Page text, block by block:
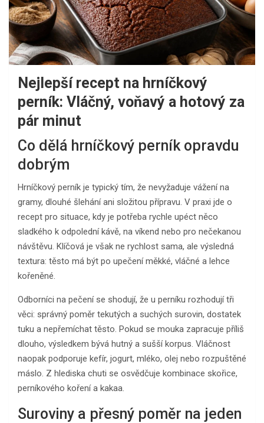
Nejlepší recept na hrníčkový
perník: Vláčný, voňavý a hotový za
pár minut
Co dělá hrníčkový perník opravdu
dobrým
Hrníčkový perník je typický tím, že nevyžaduje vážení na
gramy, dlouhé šlehání ani složitou přípravu. V praxi jde o
recept pro situace, kdy je potřeba rychle upéct něco
sladkého k odpolední kávě, na víkend nebo pro nečekanou
návštěvu. Klíčová je však ne rychlost sama, ale výsledná
textura: těsto má být po upečení měkké, vláčné a lehce
kořeněné.
Odborníci na pečení se shodují, že u perníku rozhodují tři
věci: správný poměr tekutých a suchých surovin, dostatek
tuku a nepřemíchat těsto. Pokud se mouka zapracuje příliš
dlouho, výsledkem bývá hutný a sušší korpus. Vláčnost
naopak podporuje kefír, jogurt, mléko, olej nebo rozpuštěné
máslo. Z hlediska chuti se osvědčuje kombinace skořice,
perníkového koření a kakaa.
Suroviny a přesný poměr na jeden